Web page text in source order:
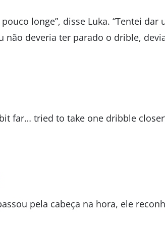
longe”, disse Luka. “Tentei dar
não deveria ter parado o drible,
far… tried to take one dribble
pela cabeça na hora, ele